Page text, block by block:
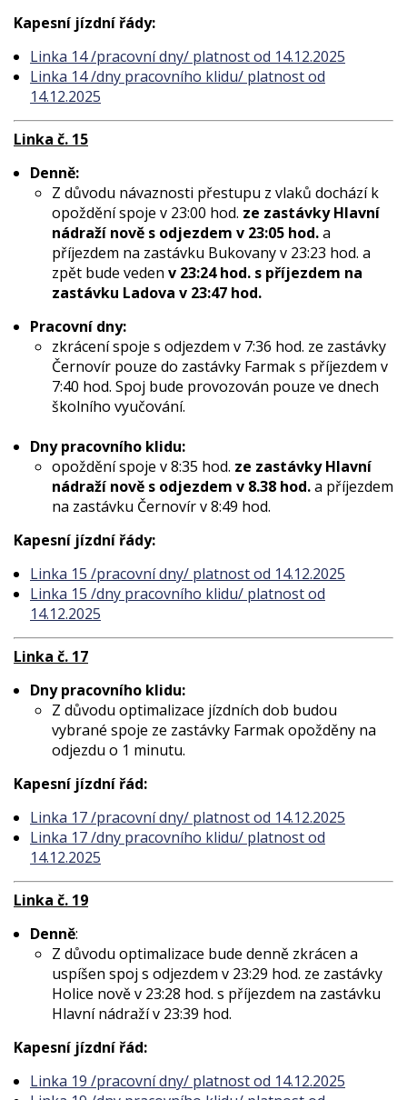
Kapesní jízdní řády:
Linka 14 /pracovní dny/ platnost od 14.12.2025
Linka 14 /dny pracovního klidu/ platnost od
14.12.2025
Linka č. 15
Denně:
Z důvodu návaznosti přestupu z vlaků dochází k
opoždění spoje v 23:00 hod. ze zastávky Hlavní
nádraží nově s odjezdem v 23:05 hod.a
příjezdem na zastávku Bukovany v 23:23 hod. a
zpět bude veden v 23:24 hod. s příjezdem na
zastávku Ladova v 23:47 hod.
Pracovní dny:
zkrácení spoje s odjezdem v 7:36 hod. ze zastávky
Černovír pouze do zastávky Farmak s příjezdem v
7:40 hod. Spoj bude provozován pouze ve dnech
školního vyučování.
Dny pracovního klidu:
opoždění spoje v 8:35 hod. ze zastávky Hlavní
nádraží nově s odjezdem v 8.38 hod.a příjezdem
na zastávku Černovír v 8:49 hod.
Kapesní jízdní řády:
Linka 15 /pracovní dny/ platnost od 14.12.2025
Linka 15 /dny pracovního klidu/ platnost od
14.12.2025
Linka č. 17
Dny pracovního klidu:
Z důvodu optimalizace jízdních dob budou
vybrané spoje ze zastávky Farmak opožděny na
odjezdu o 1 minutu.
Kapesní jízdní řád:
Linka 17 /pracovní dny/ platnost od 14.12.2025
Linka 17 /dny pracovního klidu/ platnost od
14.12.2025
Linka č. 19
Denně:
Z důvodu optimalizace bude denně zkrácen a
uspíšen spoj s odjezdem v 23:29 hod. ze zastávky
Holice nově v 23:28 hod. s příjezdem na zastávku
Hlavní nádraží v 23:39 hod.
Kapesní jízdní řád:
Linka 19 /pracovní dny/ platnost od 14.12.2025